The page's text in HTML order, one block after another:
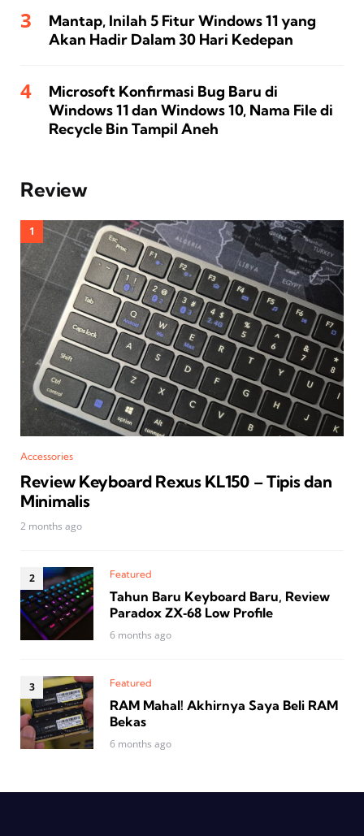
Mantap, Inilah 5 Fitur Windows 11 yang
Akan Hadir Dalam 30 Hari Kedepan
Microsoft Konfirmasi Bug Baru di
Windows 11 dan Windows 10, Nama File di
Recycle Bin Tampil Aneh
Review
Accessories
Review Keyboard Rexus KL150 – Tipis dan
Minimalis
2 months ago
Featured
Tahun Baru Keyboard Baru, Review
Paradox ZX‑68 Low Profile
6 months ago
Featured
RAM Mahal! Akhirnya Saya Beli RAM
Bekas
6 months ago